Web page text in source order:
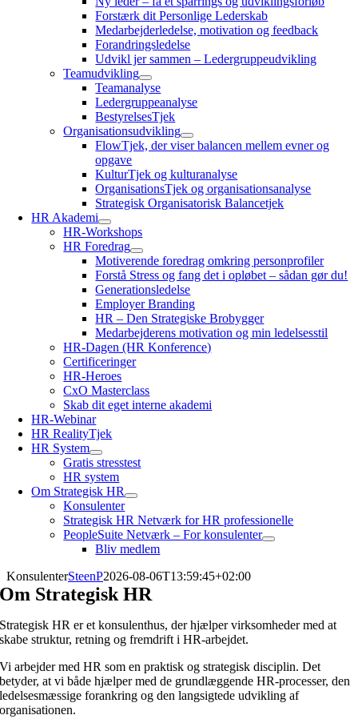
Forstærk dit Personlige Lederskab
Medarbejderledelse, motivation og feedback
Forandringsledelse
Udvikl jer sammen – Ledergruppeudvikling
Teamudvikling
Teamanalyse
Ledergruppeanalyse
BestyrelsesTjek
Organisationsudvikling
FlowTjek, der viser balancen mellem evner og
opgave
KulturTjek og kulturanalyse
OrganisationsTjek og organisationsanalyse
Strategisk Organisatorisk Balancetjek
HR Akademi
HR-Workshops
HR Foredrag
Motiverende foredrag omkring personprofiler
Forstå Stress og fang det i opløbet – sådan gør du!
Generationsledelse
Employer Branding
HR – Den Strategiske Brobygger
Medarbejderens motivation og min ledelsesstil
HR-Dagen (HR Konference)
Certificeringer
HR-Heroes
CxO Masterclass
Skab dit eget interne akademi
HR-Webinar
HR RealityTjek
HR System
Gratis stresstest
HR system
Om Strategisk HR
Konsulenter
Strategisk HR Netværk for HR professionelle
PeopleSuite Netværk – For konsulenter
Bliv medlem
KonsulenterSteenP2026-08-06T13:59:45+02:00
Om Strategisk HR
Strategisk HR er et konsulenthus, der hjælper virksomheder med at
skabe struktur, retning og fremdrift i HR-arbejdet.
Vi arbejder med HR som en praktisk og strategisk disciplin. Det
betyder, at vi både hjælper med de grundlæggende HR-processer, den
ledelsesmæssige forankring og den langsigtede udvikling af
organisationen.